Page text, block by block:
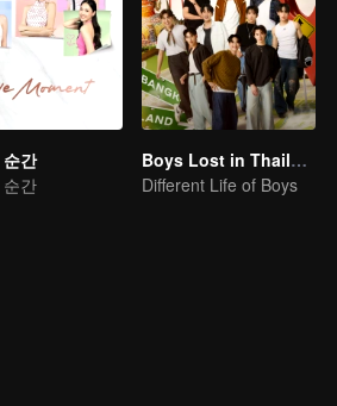
간
간
Boys Lost in Thailand·Behind the Scene
Different Life of Boys